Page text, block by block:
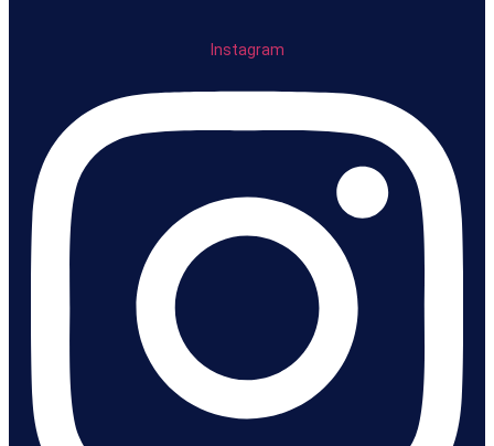
Instagram